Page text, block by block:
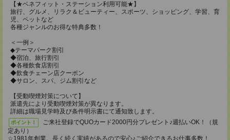
【★ベネフィット・ステーション利用可能★】
旅行、グルメ、リラク＆ビューティー、スポーツ、ショッピング、学習、育
児、ペットなど
各種ジャンルのお得な特典多数！
＜一例＞
◆テーマパーク割引
◆宿泊、旅行割引
◆各種飲食店割引
◆飲食チェーン店クーポン
◆サロン、スパ、ジム割引など
【受動喫煙対策について】
派遣先により受動喫煙対策が異なります。
詳細は職場見学時及び条件明示書にて通知致します。
ポイント！
ご来社登録でQUOカード2000円分プレゼント♪週払いOK！（規
定あり）
☆1981年創業。長く続く実績があるので安心♪ご紹介できるお仕事多数！